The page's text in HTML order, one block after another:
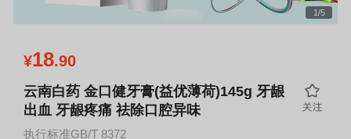
1/5
¥18.90
云南白药 金口健牙膏(益优薄荷)145g 牙龈
出血 牙龈疼痛 祛除口腔异味
执行标准GB/T 8372